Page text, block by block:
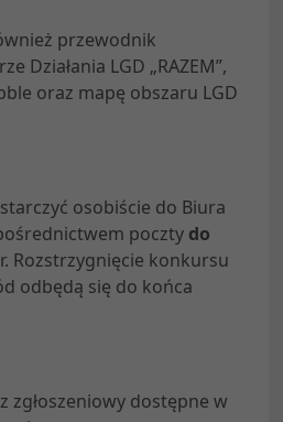
przewodnik
Działania LGD „RAZEM”,
oraz mapę obszaru LGD
osobiście do Biura
poczty do
Rozstrzygnięcie konkursu
odbędą się do końca
zgłoszeniowy dostępne w